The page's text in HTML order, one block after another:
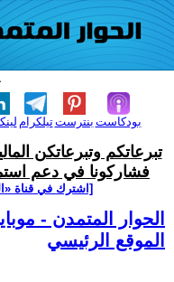
تيلكرامبنترست بودكاست
تبرعاتكم وتبرعاتكن
فشاركونا في دعم
[اشترك في قناة
الحوار المتمدن -
الموقع الرئيسي